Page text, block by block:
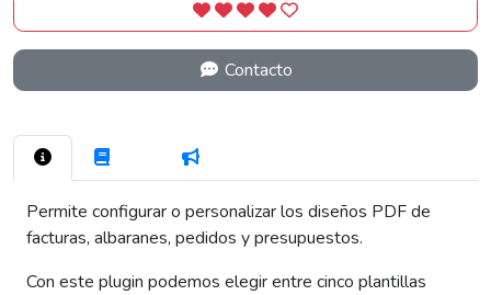
Contacto
Permite configurar o personalizar los diseños PDF de
facturas, albaranes, pedidos y presupuestos.
Con este plugin podemos elegir entre cinco plantillas